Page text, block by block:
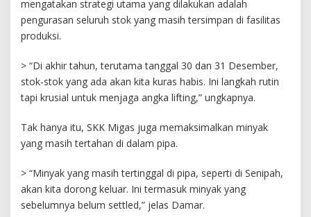
mengatakan strategi utama yang dilakukan adalah
pengurasan seluruh stok yang masih tersimpan di fasilitas
produksi.
> “Di akhir tahun, terutama tanggal 30 dan 31 Desember,
stok-stok yang ada akan kita kuras habis. Ini langkah rutin
tapi krusial untuk menjaga angka lifting,” ungkapnya.
Tak hanya itu, SKK Migas juga memaksimalkan minyak
yang masih tertahan di dalam pipa.
> “Minyak yang masih tertinggal di pipa, seperti di Senipah,
akan kita dorong keluar. Ini termasuk minyak yang
sebelumnya belum settled,” jelas Damar.